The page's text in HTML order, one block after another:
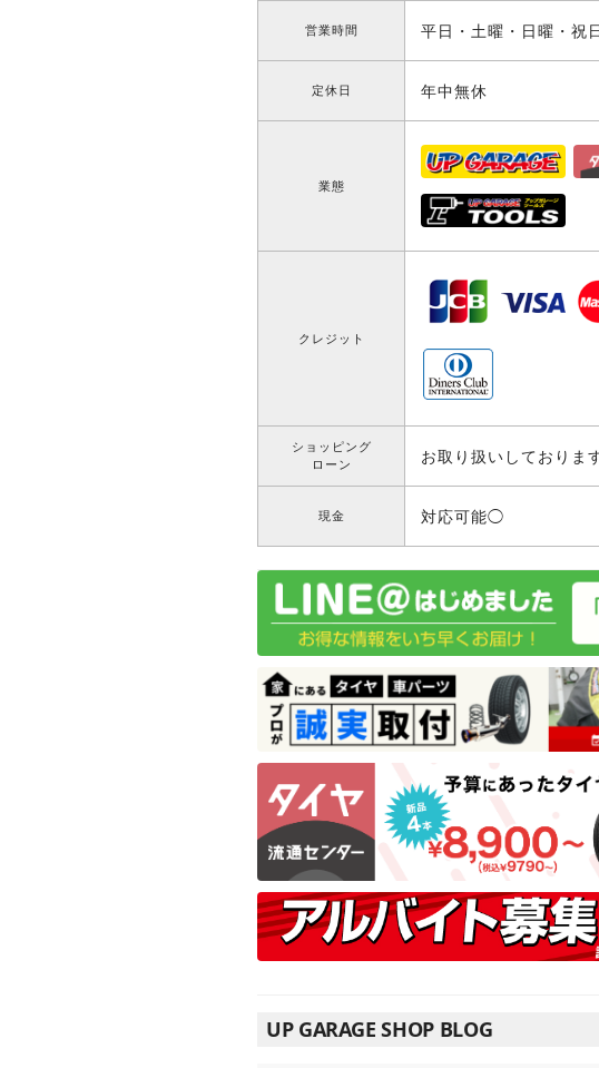
営業時間 平日・土曜・日曜・祝
定休日 年中無休
業態
クレジット
ショッピング
ローン
お取り扱いしておりま
現金 対応可能◯
UP GARAGE SHOP BLOG